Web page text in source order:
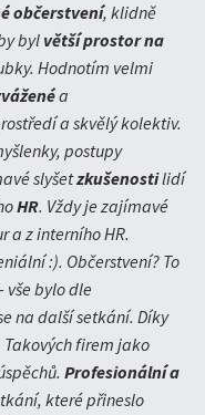
občerstvení, klidně
byl větší prostor na
Hodnotím velmi
a
a skvělý kolektiv.
postupy
slyšetzkušenostilidí
HR. Vždy je zajímavé
a z interního HR.
:). Občerstvení? To
vše bylo dle
na další setkání. Díky
Takových firem jako
Profesionální a
které přineslo